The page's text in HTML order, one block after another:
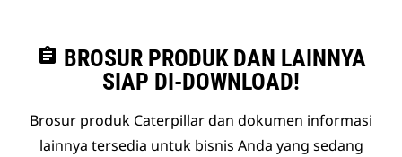
assignment BROSUR PRODUK DAN LAINNYA
SIAP DI-DOWNLOAD!
Brosur produk Caterpillar dan dokumen informasi
lainnya tersedia untuk bisnis Anda yang sedang